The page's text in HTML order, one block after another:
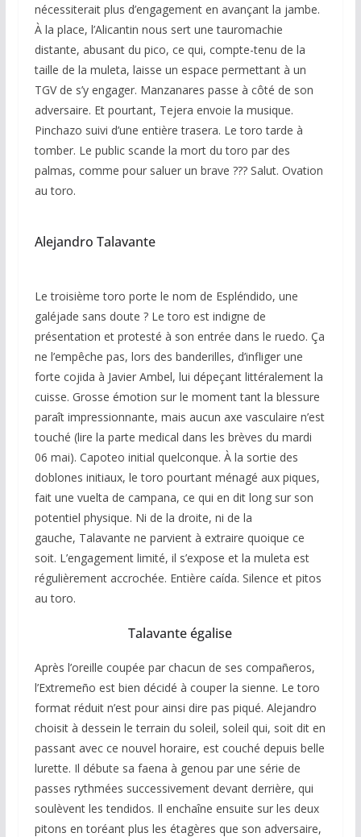
nécessiterait plus d’engagement en avançant la jambe.
À la place, l’Alicantin nous sert une tauromachie
distante, abusant du pico, ce qui, compte-tenu de la
taille de la muleta, laisse un espace permettant à un
TGV de s’y engager. Manzanares passe à côté de son
adversaire. Et pourtant, Tejera envoie la musique.
Pinchazo suivi d’une entière trasera. Le toro tarde à
tomber. Le public scande la mort du toro par des
palmas, comme pour saluer un brave ??? Salut. Ovation
au toro.
Alejandro Talavante
Le troisième toro porte le nom de Espléndido, une
galéjade sans doute ? Le toro est indigne de
présentation et protesté à son entrée dans le ruedo. Ça
ne l’empêche pas, lors des banderilles, d’infliger une
forte cojida à Javier Ambel, lui dépeçant littéralement la
cuisse. Grosse émotion sur le moment tant la blessure
paraît impressionnante, mais aucun axe vasculaire n’est
touché (lire la parte medical dans les brèves du mardi
06 mai). Capoteo initial quelconque. À la sortie des
doblones initiaux, le toro pourtant ménagé aux piques,
fait une vuelta de campana, ce qui en dit long sur son
potentiel physique. Ni de la droite, ni de la
gauche, Talavante ne parvient à extraire quoique ce
soit. L’engagement limité, il s’expose et la muleta est
régulièrement accrochée. Entière caída. Silence et pitos
au toro.
Talavante égalise
Après l’oreille coupée par chacun de ses compañeros,
l’Extremeño est bien décidé à couper la sienne. Le toro
format réduit n’est pour ainsi dire pas piqué. Alejandro
choisit à dessein le terrain du soleil, soleil qui, soit dit en
passant avec ce nouvel horaire, est couché depuis belle
lurette. Il débute sa faena à genou par une série de
passes rythmées successivement devant derrière, qui
soulèvent les tendidos. Il enchaîne ensuite sur les deux
pitons en toréant plus les étagères que son adversaire,